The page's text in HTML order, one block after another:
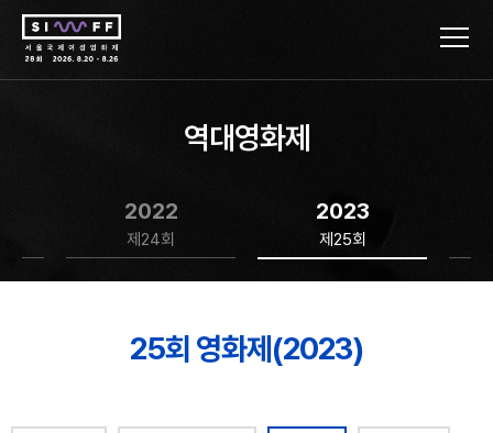
역대영화제
2022
제24회
2023
제25회
25회 영화제(2023)